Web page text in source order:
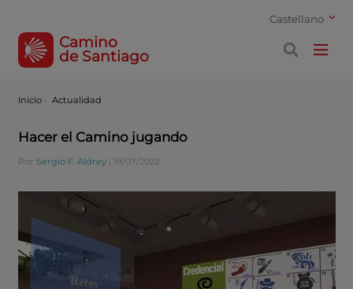
Castellano
Camino
de Santiago
Inicio · Actualidad
Hacer el Camino jugando
Por Sergio F. Aldrey| 19/07/2022